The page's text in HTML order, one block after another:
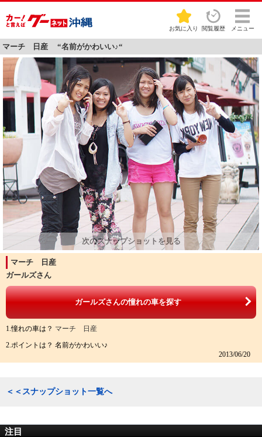
お気に入り 閲覧履歴 メニュー
マーチ 日産 “名前がかわいい♪“
マーチ 日産
ガールズさん
ガールズさんの憧れの車を探す
1.憧れの車は？ マーチ 日産
2.ポイントは？ 名前がかわいい♪
2013/06/20
＜＜スナップショット一覧へ
注目